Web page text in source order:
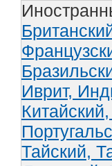
Иврит,
Китайский,
Тайский,